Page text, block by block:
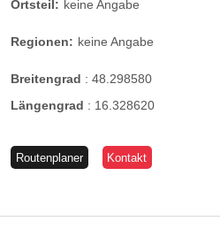
Ortsteil: keine Angabe
Regionen: keine Angabe
Breitengrad : 48.298580
Längengrad : 16.328620
Routenplaner Kontakt